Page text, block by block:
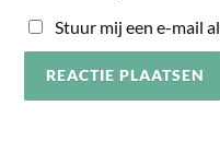
Stuur mij een e-mail